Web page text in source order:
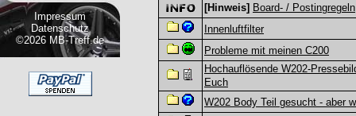
Impressum
Datenschutz
©2026 MB-Treff.de
[Hinweis] Board- / Postingregeln
Innenluftfilter
Probleme mit meinen C200
Hochauflösende W202-
Euch
W202 Body Teil gesucht - aber